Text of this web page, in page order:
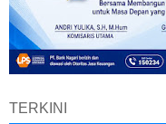
TERKINI